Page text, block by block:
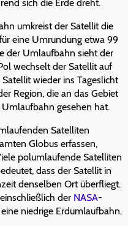
sich die Erde dreht.
umkreist der Satellit die
eine Umrundung etwa 99
der Umlaufbahn sieht der
wechselt der Satellit auf
wieder ins Tageslicht
Region, die an das Gebiet
gesehen hat.
Satelliten
Globus erfassen,
polumlaufende Satelliten
dass der Satellit in
denselben Ort überfliegt.
der NASA-
niedrige Erdumlaufbahn.